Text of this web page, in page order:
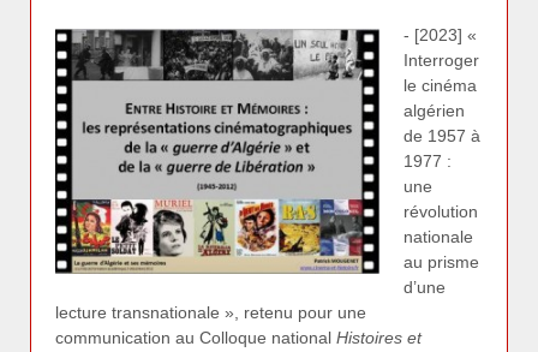
- [2023] «
Interroger
le cinéma
algérien
de 1957 à
1977 :
une
révolution
nationale
au prisme
d’une
lecture transnationale », retenu pour une
communication au Colloque national Histoires et